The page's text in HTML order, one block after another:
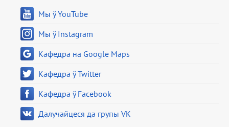
Мы ў YouTube
Мы ў Instagram
Кафедра на Google Maps
Кафедра ў Twitter
Кафедра ў Facebook
Далучайцеся да групы VK